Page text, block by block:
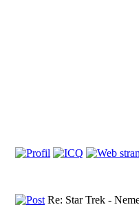
Re: Star Trek -